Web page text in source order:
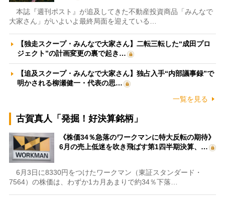
本誌『週刊ポスト』が追及してきた不動産投資商品「みんなで
大家さん」がいよいよ最終局面を迎えている…
【独走スクープ・みんなで大家さん】二転三転した“成田プロ
ジェクト”の計画変更の裏で起き…
【追及スクープ・みんなで大家さん】独占入手“内部議事録”で
明かされる柳瀬健一・代表の思…
一覧を見る
古賀真人「発掘！好決算銘柄」
《株価34％急落のワークマンに特大反転の期待》
6月の売上低迷を吹き飛ばす第1四半期決算、…
6月3日に8330円をつけたワークマン（東証スタンダード・
7564）の株価は、わずか1カ月あまりで約34％下落…